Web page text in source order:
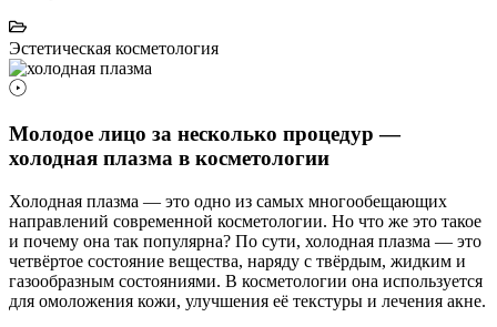
Эстетическая косметология
Молодое лицо за несколько процедур —
холодная плазма в косметологии
Холодная плазма — это одно из самых многообещающих
направлений современной косметологии. Но что же это такое
и почему она так популярна? По сути, холодная плазма — это
четвёртое состояние вещества, наряду с твёрдым, жидким и
газообразным состояниями. В косметологии она используется
для омоложения кожи, улучшения её текстуры и лечения акне.